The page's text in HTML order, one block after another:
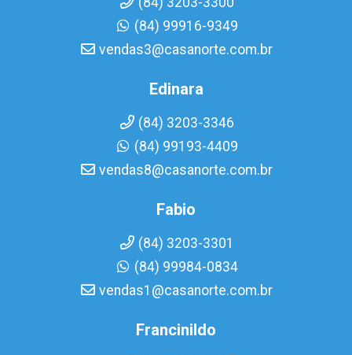
(84) 99916-9349
vendas3@casanorte.com.br
Edinara
(84) 3203-3346
(84) 99193-4409
vendas8@casanorte.com.br
Fabio
(84) 3203-3301
(84) 99984-0834
vendas1@casanorte.com.br
Francinildo